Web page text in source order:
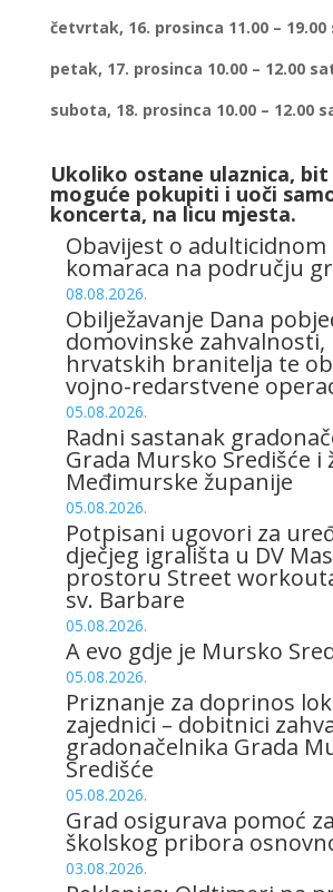
četvrtak, 16. prosinca 11.00 – 19.00
petak, 17. prosinca 10.00 – 12.00
subota, 18. prosinca 10.00 – 12.00
Ukoliko ostane ulaznica, bit
moguće pokupiti i uoči
koncerta, na licu mjesta.
Obavijest o
komaraca na području
08.08.2026.
Obilježavanje Dana
domovinske zahvalnosti,
hrvatskih branitelja te
vojno-redarstvene
05.08.2026.
Radni sastanak
Grada Mursko Središće i
Međimurske županije
05.08.2026.
Potpisani ugovori za
dječjeg igrališta u DV
prostoru Street
sv. Barbare
05.08.2026.
A evo gdje je Mursko
05.08.2026.
Priznanje za doprinos
zajednici – dobitnici
gradonačelnika Grada
Središće
05.08.2026.
Grad osigurava pomoć
školskog pribora
03.08.2026.